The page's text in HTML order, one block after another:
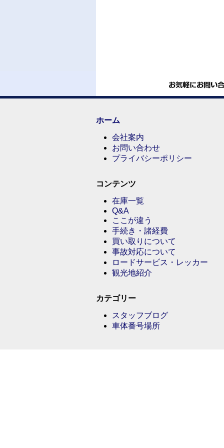
ホーム
会社案内
お問い合わせ
プライバシーポリシー
コンテンツ
在庫一覧
Q&A
ここが違う
手続き・諸経費
買い取りについて
事故対応について
ロードサービス・レッカー
観光地紹介
カテゴリー
スタッフブログ
車体番号場所